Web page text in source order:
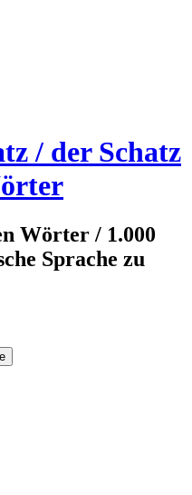
/ der Schatz
Wörter / 1.000
Sprache zu